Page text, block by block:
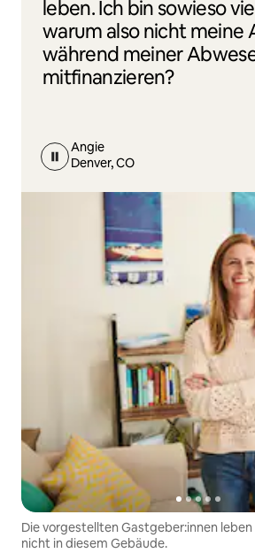
leben. Ich bin sowieso
warum also nicht meine
während meiner
mitfinanzieren?
Angie
Denver, CO
Die vorgestellten Gastgeber:innen
nicht in diesem Gebäude.